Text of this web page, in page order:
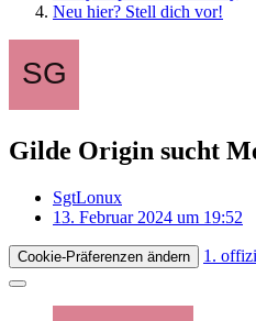
Neu hier? Stell dich vor!
Gilde Origin sucht
SgtLonux
13. Februar 2024 um 19:52
Cookie-Präferenzen ändern 1.